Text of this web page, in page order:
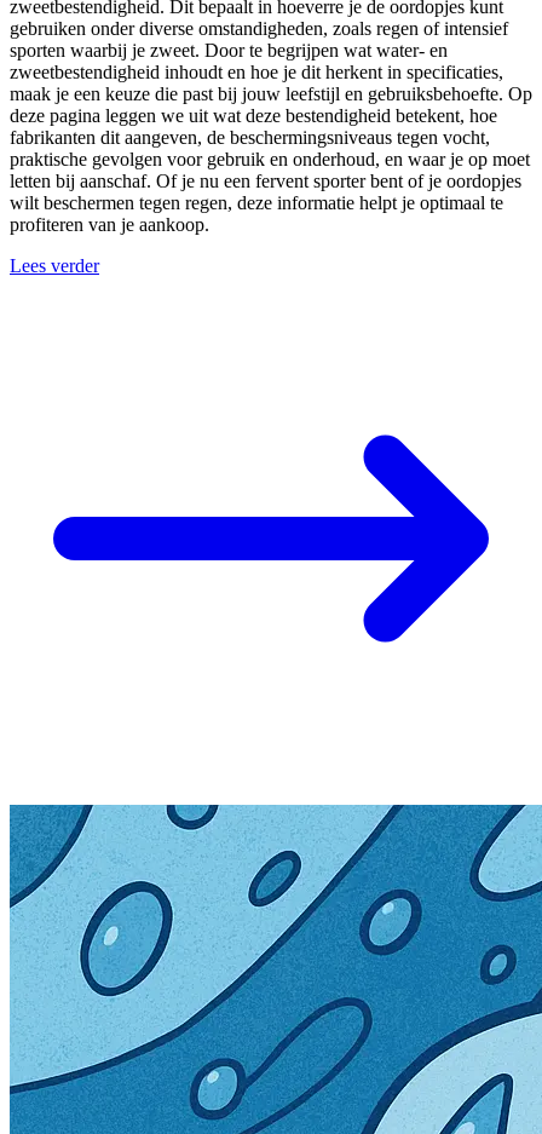
zweetbestendigheid. Dit bepaalt in hoeverre je de oordopjes kunt
gebruiken onder diverse omstandigheden, zoals regen of intensief
sporten waarbij je zweet. Door te begrijpen wat water- en
zweetbestendigheid inhoudt en hoe je dit herkent in specificaties,
maak je een keuze die past bij jouw leefstijl en gebruiksbehoefte. Op
deze pagina leggen we uit wat deze bestendigheid betekent, hoe
fabrikanten dit aangeven, de beschermingsniveaus tegen vocht,
praktische gevolgen voor gebruik en onderhoud, en waar je op moet
letten bij aanschaf. Of je nu een fervent sporter bent of je oordopjes
wilt beschermen tegen regen, deze informatie helpt je optimaal te
profiteren van je aankoop.
Lees verder